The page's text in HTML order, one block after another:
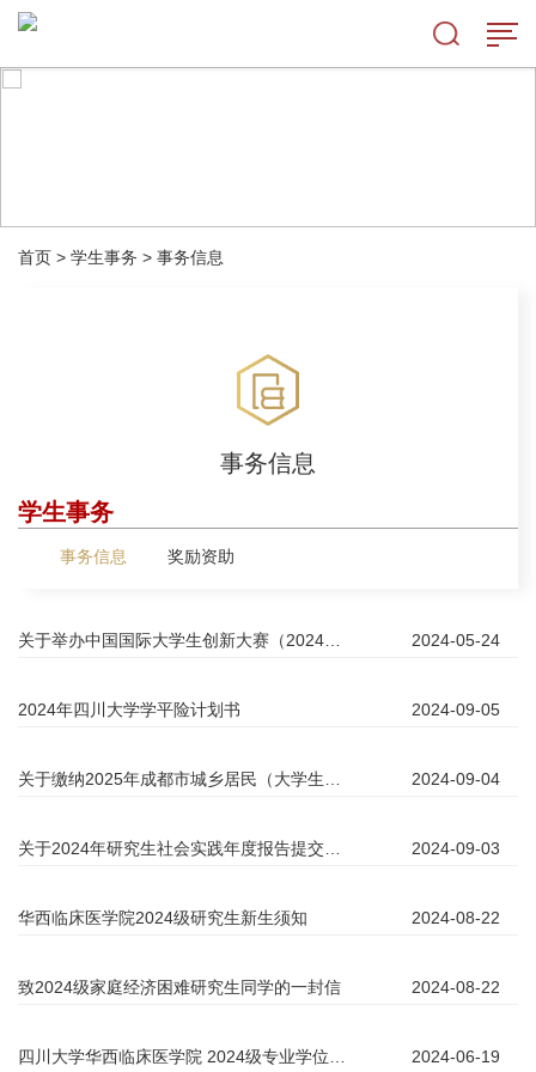
首页 > 学生事务 > 事务信息
事务信息
学生事务
事务信息 奖励资助
2024-05-24
2024年四川大学学平险计划书 2024-09-05
2024-09-04
2024-09-03
华西临床医学院2024级研究生新生须知 2024-08-22
致2024级家庭经济困难研究生同学的一封信 2024-08-22
2024-06-19